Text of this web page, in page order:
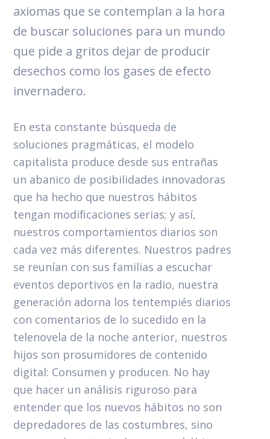
axiomas que se contemplan a la hora
de buscar soluciones para un mundo
que pide a gritos dejar de producir
desechos como los gases de efecto
invernadero.
En esta constante búsqueda de
soluciones pragmáticas, el modelo
capitalista produce desde sus entrañas
un abanico de posibilidades innovadoras
que ha hecho que nuestros hábitos
tengan modificaciones serias; y así,
nuestros comportamientos diarios son
cada vez más diferentes. Nuestros padres
se reunían con sus familias a escuchar
eventos deportivos en la radio, nuestra
generación adorna los tentempiés diarios
con comentarios de lo sucedido en la
telenovela de la noche anterior, nuestros
hijos son prosumidores de contenido
digital: Consumen y producen. No hay
que hacer un análisis riguroso para
entender que los nuevos hábitos no son
depredadores de las costumbres, sino